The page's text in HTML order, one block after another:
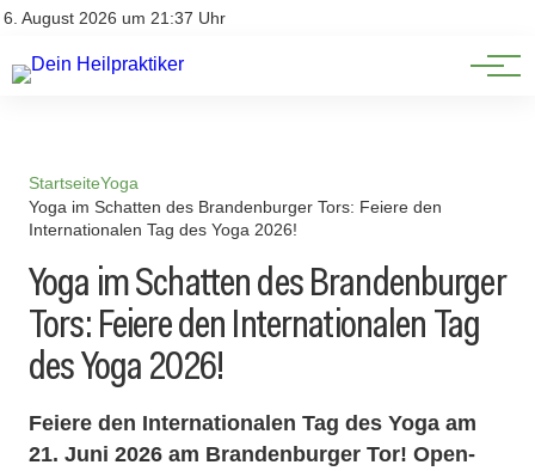
6. August 2026 um 21:37 Uhr
Impressum
Natürliche Medizin
Heilpflanzen & Kräuterkunde
StartseiteYoga
Yoga im Schatten des Brandenburger Tors: Feiere den
Internationalen Tag des Yoga 2026!
Yoga im Schatten des Brandenburger
Tors: Feiere den Internationalen Tag
des Yoga 2026!
Feiere den Internationalen Tag des Yoga am
21. Juni 2026 am Brandenburger Tor! Open-